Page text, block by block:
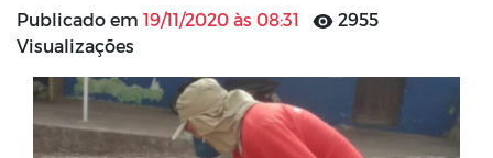
Publicado em 19/11/2020 às 08:31
2955
Visualizações